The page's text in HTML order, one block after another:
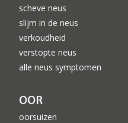
scheve neus
slijm in de neus
verkoudheid
verstopte neus
alle neus symptomen
OOR
oorsuizen